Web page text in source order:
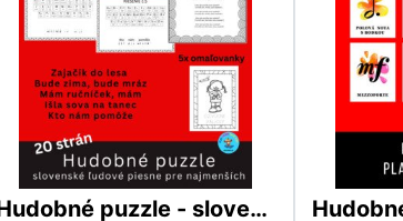
Hudobné puzzle - slovenské ľudové piesne pre najmenších